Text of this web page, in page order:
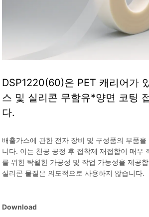
DSP1220(60)은 PET 캐리어가
스 및 실리콘 무함유*양면 코팅
다.
배출가스에 관한 전자 장비 및 구성품의 부품을
니다. 이는 천공 공정 후 접착제 재접합이 매우
를 위한 탁월한 가공성 및 작업 가능성을 제공
실리콘 물질은 의도적으로 사용하지 않습니다.
Download